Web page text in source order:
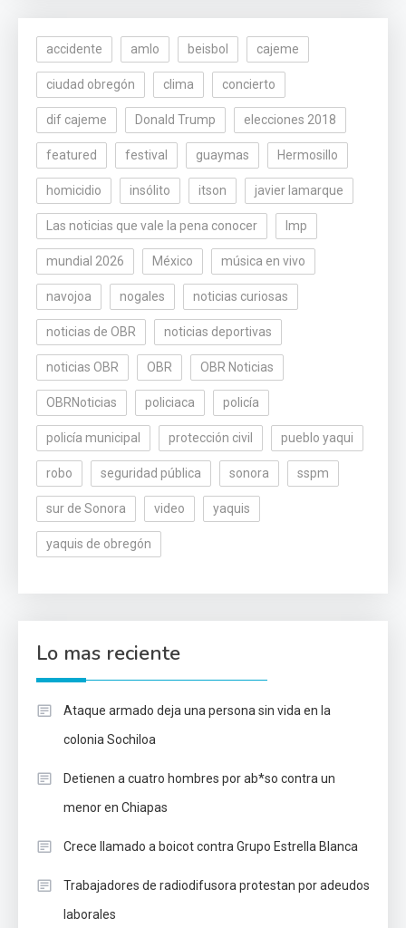
accidente amlo beisbol cajeme
ciudad obregón clima concierto
dif cajeme Donald Trump elecciones 2018
featured festival guaymas Hermosillo
homicidio insólito itson javier lamarque
Las noticias que vale la pena conocer lmp
mundial 2026 México música en vivo
navojoa nogales noticias curiosas
noticias de OBR noticias deportivas
noticias OBR OBR OBR Noticias
OBRNoticias policiaca policía
policía municipal protección civil pueblo yaqui
robo seguridad pública sonora sspm
sur de Sonora video yaquis
yaquis de obregón
Lo mas reciente
Ataque armado deja una persona sin vida en la
colonia Sochiloa
Detienen a cuatro hombres por ab*so contra un
menor en Chiapas
Crece llamado a boicot contra Grupo Estrella Blanca
Trabajadores de radiodifusora protestan por adeudos
laborales